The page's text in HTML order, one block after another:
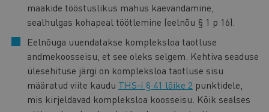
maakide tööstuslikus mahus kaevandamine,
sealhulgas kohapeal töötlemine (eelnõu § 1 p 16).
Eelnõuga uuendatakse kompleksloa taotluse
andmekoosseisu, et see oleks selgem. Kehtiva seaduse
ülesehituse järgi on kompleksloa taotluse sisu
määratud viite kaudu THS-i § 41 lõike 2 punktidele,
mis kirjeldavad kompleksloa koosseisu. Kõik sealses